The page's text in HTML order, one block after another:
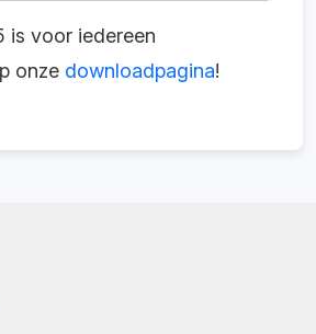
is voor iedereen
onze downloadpagina!